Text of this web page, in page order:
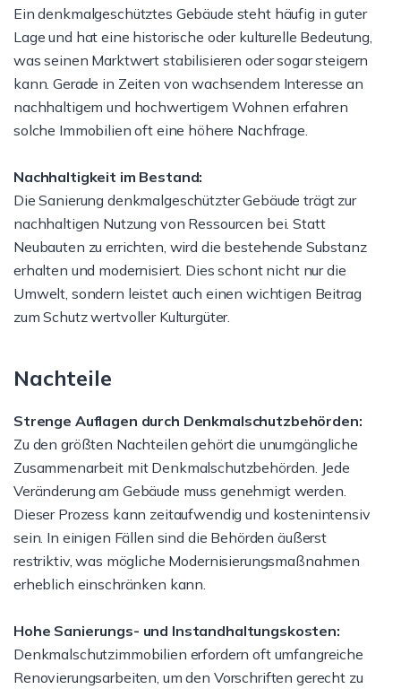
Ein denkmalgeschütztes Gebäude steht häufig in guter
Lage und hat eine historische oder kulturelle Bedeutung,
was seinen Marktwert stabilisieren oder sogar steigern
kann. Gerade in Zeiten von wachsendem Interesse an
nachhaltigem und hochwertigem Wohnen erfahren
solche Immobilien oft eine höhere Nachfrage.
Nachhaltigkeit im Bestand:
Die Sanierung denkmalgeschützter Gebäude trägt zur
nachhaltigen Nutzung von Ressourcen bei. Statt
Neubauten zu errichten, wird die bestehende Substanz
erhalten und modernisiert. Dies schont nicht nur die
Umwelt, sondern leistet auch einen wichtigen Beitrag
zum Schutz wertvoller Kulturgüter.
Nachteile
Strenge Auflagen durch Denkmalschutzbehörden:
Zu den größten Nachteilen gehört die unumgängliche
Zusammenarbeit mit Denkmalschutzbehörden. Jede
Veränderung am Gebäude muss genehmigt werden.
Dieser Prozess kann zeitaufwendig und kostenintensiv
sein. In einigen Fällen sind die Behörden äußerst
restriktiv, was mögliche Modernisierungsmaßnahmen
erheblich einschränken kann.
Hohe Sanierungs- und Instandhaltungskosten:
Denkmalschutzimmobilien erfordern oft umfangreiche
Renovierungsarbeiten, um den Vorschriften gerecht zu